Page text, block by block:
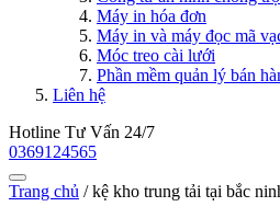
Máy in hóa đơn
Máy in và máy đọc mã
Móc treo cài lưới
Phần mềm quản lý bán
Liên hệ
Hotline Tư Vấn 24/7
0369124565
Trang chủ /kệ kho trung tải tại bắc